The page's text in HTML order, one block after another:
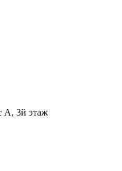
А, 3й этаж